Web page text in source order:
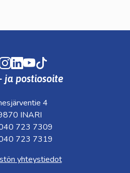
Instagram
LinkedIn
Youtube
ja postiosoite
4
INARI
723 7309
723 7319
yhteystiedot